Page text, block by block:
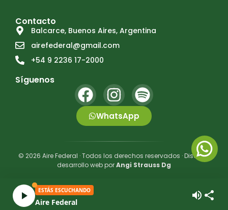
Contacto
Balcarce, Buenos Aires, Argentina
airefederal@gmail.com
+54 9 2236 17-2000
Síguenos
WhatsApp
© 2026 Aire Federal · Todos los derechos reservados · Diseño y
desarrollo web porAngi Strauss Dg